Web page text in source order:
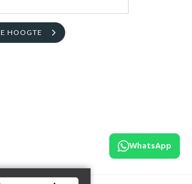
HOOGTE
WhatsApp